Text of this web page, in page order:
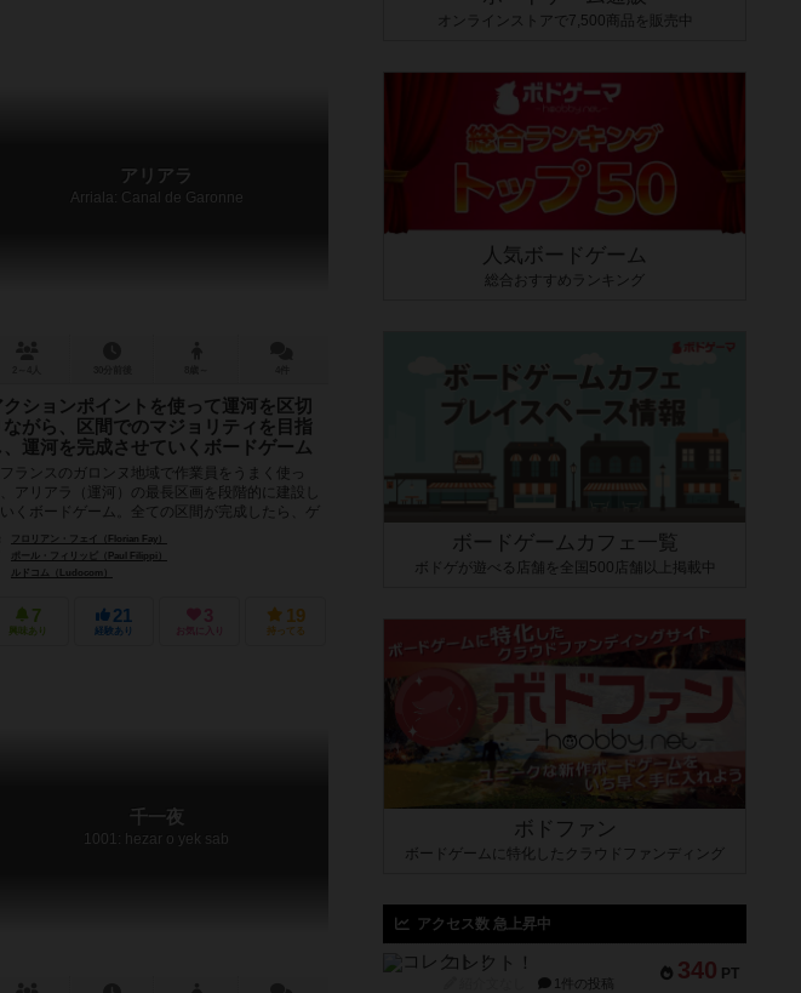
アリアラ
Arriala: Canal de Garonne
クションポイントを使って運河を区切
ながら、区間でのマジョリティを目指
、運河を完成させていくボードゲーム
フランスのガロンヌ地域で作業員をうまく使っ
アリアラ（運河）の最長区画を段階的に建設し
くボードゲーム。全ての区間が完成したら、ゲ
終了です。ゲーム終了時に、獲得した...
フロリアン・フェイ（Florian Fay）
ポール・フィリッピ（Paul Filippi）
ルドコム（Ludocom）
7
興味あり
21
経験あり
3
お気に入り
19
持ってる
千一夜
1001: hezar o yek sab
オンラインストアで7,500商品を販売中
人気ボードゲーム
総合おすすめランキング
ボードゲームカフェ一覧
ボドゲが遊べる店舗を全国500店舗以上掲載中
ボドファン
ボードゲームに特化したクラウドファンディング
アクセス数 急上昇中
340 PT
コレクト！
1件の投稿